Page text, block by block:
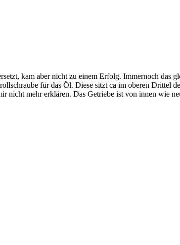
kam aber nicht zu einem Erfolg. Immernoch
für das Öl. Diese sitzt ca im oberen
nicht mehr erklären. Das Getriebe ist von innen wie